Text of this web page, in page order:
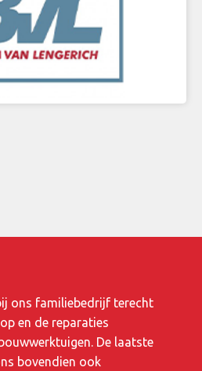
ons familiebedrijf terecht
en de reparaties
De laatste
bovendien ook